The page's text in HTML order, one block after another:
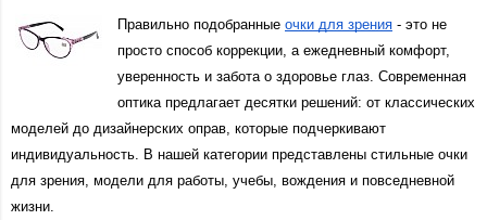
Правильно подобранные очки для зрения - это не
просто способ коррекции, а ежедневный комфорт,
уверенность и забота о здоровье глаз. Современная
оптика предлагает десятки решений: от классических
моделей до дизайнерских оправ, которые подчеркивают
индивидуальность. В нашей категории представлены стильные очки
для зрения, модели для работы, учебы, вождения и повседневной
жизни.